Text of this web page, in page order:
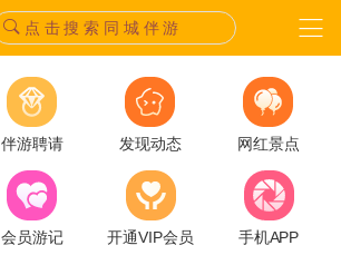
点 击 搜 索 同 城 伴 游
伴游聘请 发现动态 网红景点
会员游记 开通VIP会员 手机APP